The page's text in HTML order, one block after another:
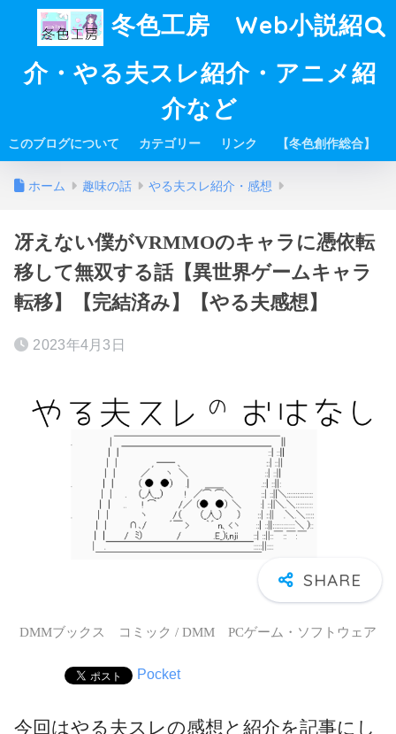
冬色工房 Web小説紹
介・やる夫スレ紹介・アニメ紹
介など
このブログについて カテゴリー リンク 【冬色創作総合】
ホーム 趣味の話 やる夫スレ紹介・感想
冴えない僕がVRMMOのキャラに憑依転
移して無双する話【異世界ゲームキャラ
転移】【完結済み】【やる夫感想】
2023年4月3日
DMMブックス コミック / DMM PCゲーム・ソフトウェア
Pocket
今回はやる夫スレの感想と紹介を記事にし